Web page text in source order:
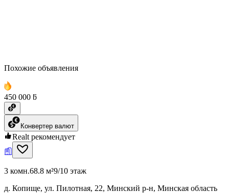
Похожие объявления
450 000 ƃ
Конвертер валют
Realt рекомендует
3 комн.68.8 м²9/10 этаж
д. Копище, ул. Пилотная, 22, Минский р-н, Минская область